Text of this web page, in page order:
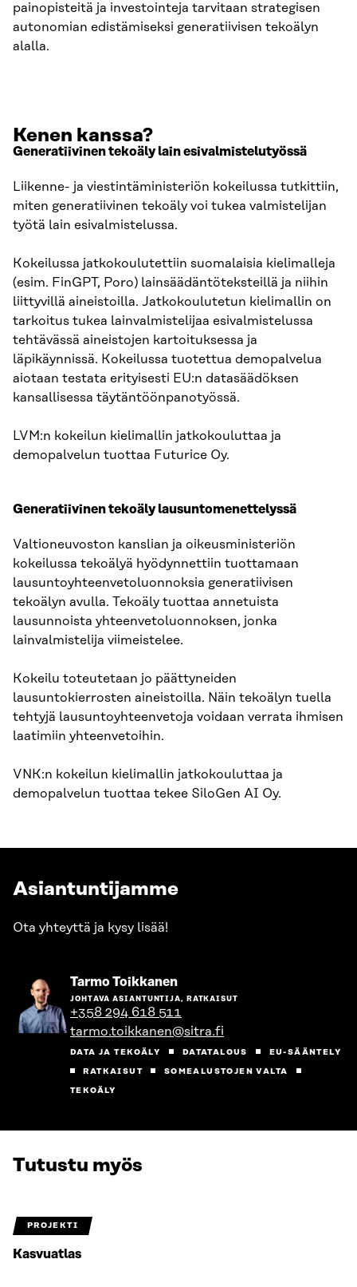
painopisteitä ja investointeja tarvitaan strategisen
autonomian edistämiseksi generatiivisen tekoälyn
alalla.
Kenen kanssa?
Generatiivinen tekoäly lain esivalmistelutyössä
Liikenne- ja viestintäministeriön kokeilussa tutkittiin,
miten generatiivinen tekoäly voi tukea valmistelijan
työtä lain esivalmistelussa.
Kokeilussa jatkokoulutettiin suomalaisia kielimalleja
(esim. FinGPT, Poro) lainsäädäntöteksteillä ja niihin
liittyvillä aineistoilla. Jatkokoulutetun kielimallin on
tarkoitus tukea lainvalmistelijaa esivalmistelussa
tehtävässä aineistojen kartoituksessa ja
läpikäynnissä. Kokeilussa tuotettua demopalvelua
aiotaan testata erityisesti EU:n datasäädöksen
kansallisessa täytäntöönpanotyössä.
LVM:n kokeilun kielimallin jatkokouluttaa ja
demopalvelun tuottaa Futurice Oy.
Generatiivinen tekoäly lausuntomenettelyssä
Valtioneuvoston kanslian ja oikeusministeriön
kokeilussa tekoälyä hyödynnettiin tuottamaan
lausuntoyhteenvetoluonnoksia generatiivisen
tekoälyn avulla. Tekoäly tuottaa annetuista
lausunnoista yhteenvetoluonnoksen, jonka
lainvalmistelija viimeistelee.
Kokeilu toteutetaan jo päättyneiden
lausuntokierrosten aineistoilla. Näin tekoälyn tuella
tehtyjä lausuntoyhteenvetoja voidaan verrata ihmisen
laatimiin yhteenvetoihin.
VNK:n kokeilun kielimallin jatkokouluttaa ja
demopalvelun tuottaa tekee SiloGen AI Oy.
Asiantuntijamme
Ota yhteyttä ja kysy lisää!
Tarmo ToikkanenSiirry
henkilön
sivulle
JOHTAVA ASIANTUNTIJA, RATKAISUT
+358 294 618 511
tarmo.toikkanen@sitra.fi
DATA JA TEKOÄLY DATATALOUS
EU-SÄÄNTELY
RATKAISUT
SOMEALUSTOJEN VALTA
TEKOÄLY
Tutustu myös
PROJEKTI
Kasvuatlas